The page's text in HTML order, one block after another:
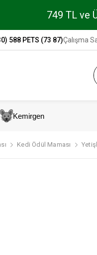
749 TL ve
588 PETS (73 87)Çalışma
Kemirgen
Kedi Ödül Maması